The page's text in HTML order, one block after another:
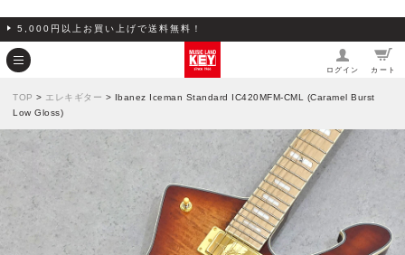
5,000円以上お買い上げで送料無料！
ログイン カート
TOP > エレキギター > Ibanez Iceman Standard IC420MFM-CML (Caramel Burst
Low Gloss)